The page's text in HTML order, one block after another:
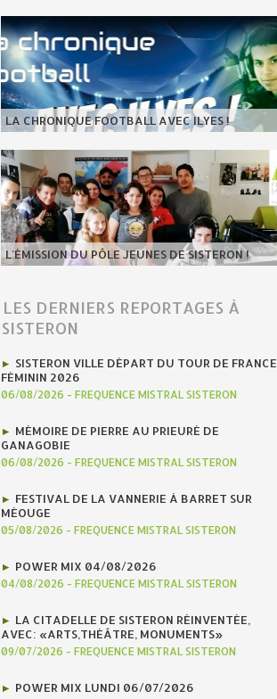
LA CHRONIQUE FOOTBALL AVEC ILYES !
L'ÉMISSION DU PÔLE JEUNES DE SISTERON !
LES DERNIERS REPORTAGES À
SISTERON
SISTERON VILLE DÉPART DU TOUR DE FRANCE
FÉMININ 2026
06/08/2026 - FREQUENCE MISTRAL SISTERON
MÉMOIRE DE PIERRE AU PRIEURÉ DE
GANAGOBIE
06/08/2026 - FREQUENCE MISTRAL SISTERON
FESTIVAL DE LA VANNERIE À BARRET SUR
MÉOUGE
05/08/2026 - FREQUENCE MISTRAL SISTERON
POWER MIX 04/08/2026
04/08/2026 - FREQUENCE MISTRAL SISTERON
LA CITADELLE DE SISTERON RÉINVENTÉE,
AVEC: «ARTS,THÉÂTRE, MONUMENTS»
09/07/2026 - FREQUENCE MISTRAL SISTERON
POWER MIX LUNDI 06/07/2026